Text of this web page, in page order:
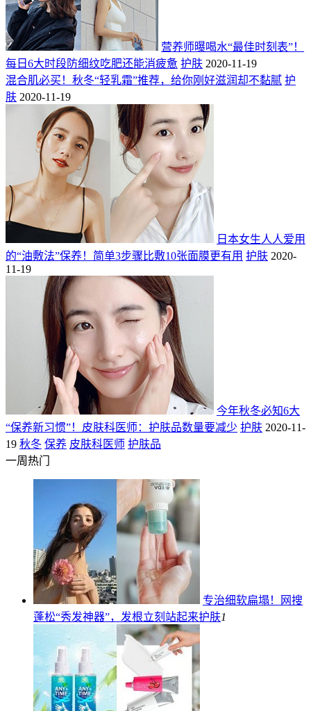
营养师曝喝水“最佳时刻表”！
每日6大时段防细纹吃肥还能消疲惫 护肤 2020-11-19
混合肌必买！秋冬“轻乳霜”推荐，给你刚好滋润却不黏腻 护
肤 2020-11-19
日本女生人人爱用
的“油敷法”保养！简单3步骤比敷10张面膜更有用 护肤 2020-
11-19
今年秋冬必知6大
“保养新习惯”！皮肤科医师：护肤品数量要减少 护肤 2020-11-
19 秋冬 保养 皮肤科医师 护肤品
一周热门
专治细软扁塌！网搜
蓬松“秀发神器”，发根立刻站起来护肤1